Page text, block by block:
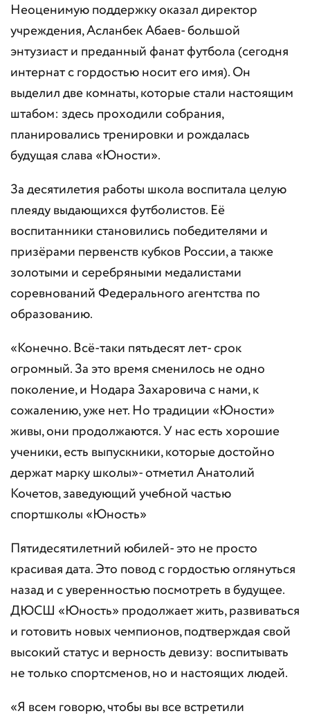
Неоценимую поддержку оказал директор
учреждения, Асланбек Абаев- большой
энтузиаст и преданный фанат футбола (сегодня
интернат с гордостью носит его имя). Он
выделил две комнаты, которые стали настоящим
штабом: здесь проходили собрания,
планировались тренировки и рождалась
будущая слава «Юности».
За десятилетия работы школа воспитала целую
плеяду выдающихся футболистов. Её
воспитанники становились победителями и
призёрами первенств кубков России, а также
золотыми и серебряными медалистами
соревнований Федерального агентства по
образованию.
«Конечно. Всё-таки пятьдесят лет- срок
огромный. За это время сменилось не одно
поколение, и Нодара Захаровича с нами, к
сожалению, уже нет. Но традиции «Юности»
живы, они продолжаются. У нас есть хорошие
ученики, есть выпускники, которые достойно
держат марку школы»- отметил Анатолий
Кочетов, заведующий учебной частью
спортшколы «Юность»
Пятидесятилетний юбилей- это не просто
красивая дата. Это повод с гордостью оглянуться
назад и с уверенностью посмотреть в будущее.
ДЮСШ «Юность» продолжает жить, развиваться
и готовить новых чемпионов, подтверждая свой
высокий статус и верность девизу: воспитывать
не только спортсменов, но и настоящих людей.
«Я всем говорю, чтобы вы все встретили